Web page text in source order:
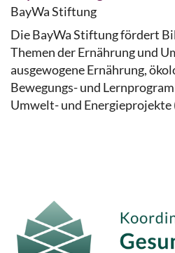
BayWa Stiftung
Die BayWa Stiftung fördert
Themen der Ernährung und
ausgewogene Ernährung,
Bewegungs- und
Umwelt- und Energieprojekte